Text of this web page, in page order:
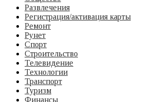
Развлечения
Регистрация/активация карты
Ремонт
Рунет
Спорт
Строительство
Телевидение
Технологии
Транспорт
Туризм
Финансы